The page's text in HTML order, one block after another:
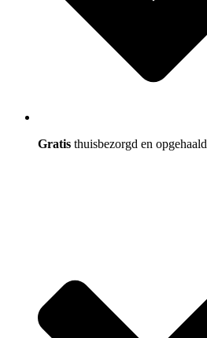
Gratis thuisbezorgd en opgehaald